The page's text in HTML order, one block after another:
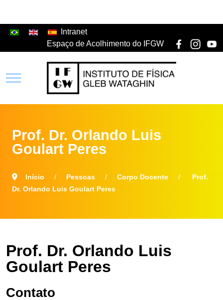
Intranet
Espaço de Acolhimento do IFGW
Prof. Dr. Orlando Luis
Goulart Peres
Início Pessoas Corpo Docente
Prof.
Dr. Orlando Luis Goulart Peres
Prof. Dr. Orlando Luis
Goulart Peres
Contato